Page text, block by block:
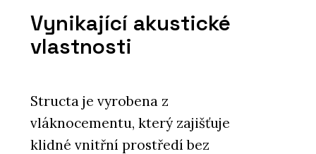
Vynikající akustické
vlastnosti
Structa je vyrobena z
vláknocementu, který zajišťuje
klidné vnitřní prostředí bez